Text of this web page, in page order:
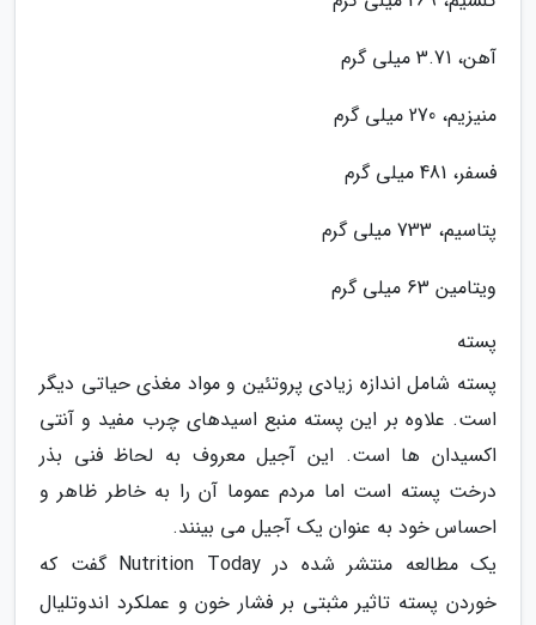
آهن، 3.71 میلی گرم
منیزیم، 270 میلی گرم
فسفر، 481 میلی گرم
پتاسیم، 733 میلی گرم
ویتامین 63 میلی گرم
پسته
پسته شامل اندازه زیادی پروتئین و مواد مغذی حیاتی دیگر
است. علاوه بر این پسته منبع اسیدهای چرب مفید و آنتی
اکسیدان ها است. این آجیل معروف به لحاظ فنی بذر
درخت پسته است اما مردم عموما آن را به خاطر ظاهر و
احساس خود به عنوان یک آجیل می بینند.
یک مطالعه منتشر شده در Nutrition Today گفت که
خوردن پسته تاثیر مثبتی بر فشار خون و عملکرد اندوتلیال